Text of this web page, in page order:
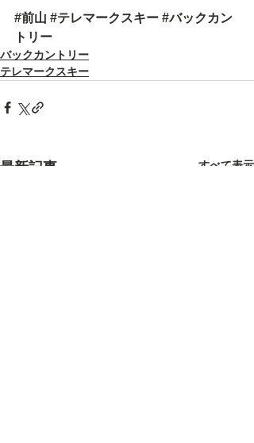
#前山 #テレマークスキー #バックカン
トリー
バックカントリー
テレマークスキー
最新記事 すべて表示